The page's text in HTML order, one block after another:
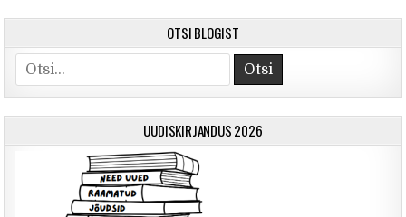
OTSI BLOGIST
Otsi
UUDISKIRJANDUS 2026